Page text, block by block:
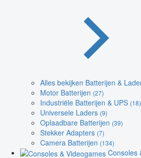
Alles bekijken Batterijen &
Motor Batterijen (27)
Industriële Batterijen & UPS (18)
Universele Laders (9)
Oplaadbare Batterijen (39)
Stekker Adapters (7)
Camera Batterijen (134)
Consoles